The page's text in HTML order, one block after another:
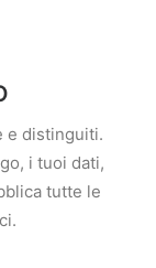
e distinguiti.
i tuoi dati,
tutte le